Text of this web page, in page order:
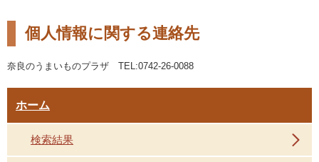
個人情報に関する連絡先
奈良のうまいものプラザ TEL:0742-26-0088
ホーム
検索結果